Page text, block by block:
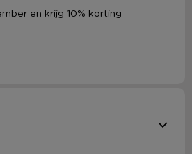
en krijg 10% korting